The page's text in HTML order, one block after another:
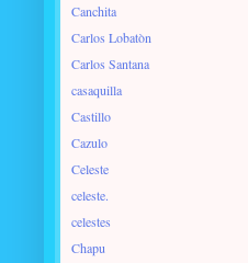
Canchita
Carlos Lobatòn
Carlos Santana
casaquilla
Castillo
Cazulo
Celeste
celeste.
celestes
Chapu